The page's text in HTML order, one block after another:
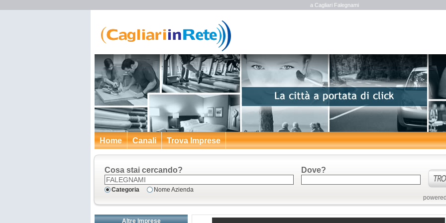
a Cagliari Falegnami
Home Canali Trova Imprese
Cosa stai cercando?
Categoria Nome Azienda
Dove?
Altre Imprese